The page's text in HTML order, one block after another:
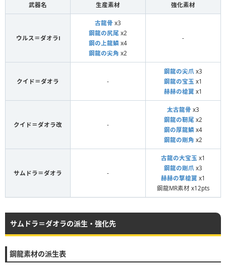
武器名 生産素材 強化素材
ウルス＝ダオラⅠ
古龍骨 x3
鋼龍の尻尾 x2
鋼の上龍鱗 x4
鋼龍の尖角 x2
-
クイド＝ダオラ -
鋼龍の尖爪 x3
鋼龍の宝玉 x1
赫赫の槍翼 x1
クイド＝ダオラ改 -
太古龍骨 x3
鋼龍の靭尾 x2
鋼の厚龍鱗 x4
鋼龍の剛角 x2
サムドラ＝ダオラ -
古龍の大宝玉 x1
鋼龍の剛爪 x3
赫赫の撃槍翼 x1
鋼龍MR素材 x12pts
サムドラ＝ダオラの派生・強化先
鋼龍素材の派生表